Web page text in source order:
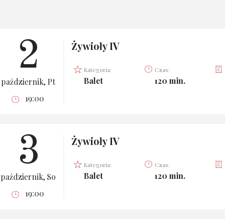
2
październik, Pt
19:00
Żywioły IV
Kategoria:
Balet
Czas:
120 min.
3
październik, So
19:00
Żywioły IV
Kategoria:
Balet
Czas:
120 min.